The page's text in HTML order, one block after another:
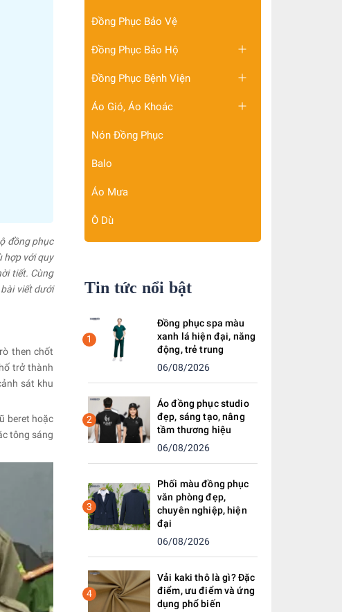
đồng phục
hợp với quy
tiết. Cùng
viết dưới
then chốt
trở thành
sát khu
beret hoặc
tông sáng
Đồng Phục Bảo Vệ
Đồng Phục Bảo Hộ
Đồng Phục Bệnh Viện
Áo Gió, Áo Khoác
Nón Đồng Phục
Balo
Áo Mưa
Ô Dù
Tin tức nổi bật
1
Đồng phục spa màu
xanh lá hiện đại, năng
động, trẻ trung
06/08/2026
2
Áo đồng phục studio
đẹp, sáng tạo, nâng
tầm thương hiệu
06/08/2026
3
Phối màu đồng phục
văn phòng đẹp,
chuyên nghiệp, hiện
đại
06/08/2026
4
Vải kaki thô là gì? Đặc
điểm, ưu điểm và ứng
dụng phổ biến